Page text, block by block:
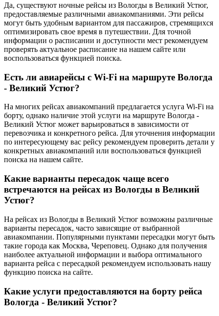
Да, существуют ночные рейсы из Вологды в Великий Устюг,
предоставляемые различными авиакомпаниями. Эти рейсы
могут быть удобным вариантом для пассажиров, стремящихся
оптимизировать свое время в путешествии. Для точной
информации о расписании и доступности мест рекомендуем
проверять актуальное расписание на нашем сайте или
воспользоваться функцией поиска.
Есть ли авиарейсы с Wi-Fi на маршруте Вологда
- Великий Устюг?
На многих рейсах авиакомпаний предлагается услуга Wi-Fi на
борту, однако наличие этой услуги на маршруте Вологда -
Великий Устюг может варьироваться в зависимости от
перевозчика и конкретного рейса. Для уточнения информации
по интересующему вас рейсу рекомендуем проверить детали у
конкретных авиакомпаний или воспользоваться функцией
поиска на нашем сайте.
Какие варианты пересадок чаще всего
встречаются на рейсах из Вологды в Великий
Устюг?
На рейсах из Вологды в Великий Устюг возможны различные
варианты пересадок, часто зависящие от выбранной
авиакомпании. Популярными пунктами пересадки могут быть
такие города как Москва, Череповец. Однако для получения
наиболее актуальной информации и выбора оптимального
варианта рейса с пересадкой рекомендуем использовать нашу
функцию поиска на сайте.
Какие услуги предоставляются на борту рейса
Вологда - Великий Устюг?